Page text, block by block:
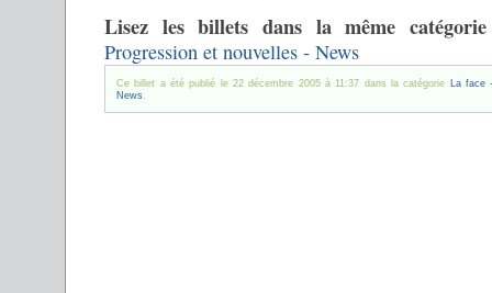
Lisez les billets dans la même
Progression et nouvelles - News
Ce billet a été publié le 22 décembre 2005 à 11:37 dans la catégorie
La face
News